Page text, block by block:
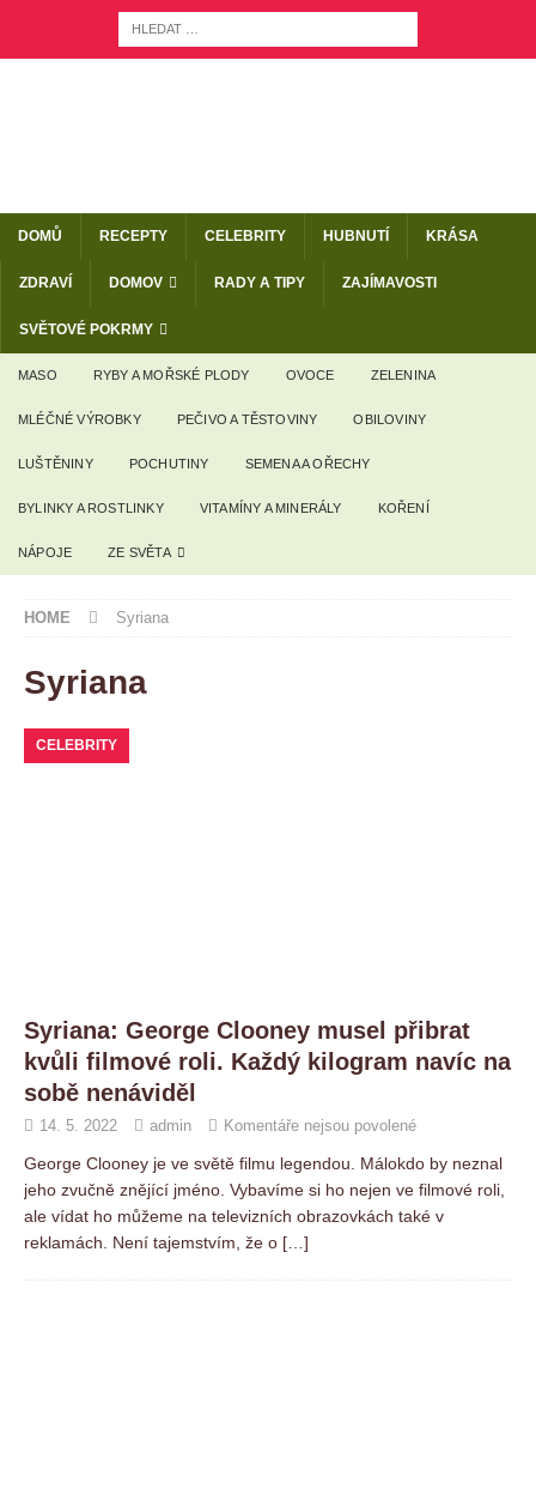
DOMŮ RECEPTY CELEBRITY HUBNUTÍ KRÁSA
ZDRAVÍ DOMOV RADY A TIPY ZAJÍMAVOSTI
SVĚTOVÉ POKRMY
MASO RYBY A MOŘSKÉ PLODY OVOCE ZELENINA
MLÉČNÉ VÝROBKY PEČIVO A TĚSTOVINY OBILOVINY
LUŠTĚNINY POCHUTINY SEMENA A OŘECHY
BYLINKY A ROSTLINKY VITAMÍNY A MINERÁLY KOŘENÍ
NÁPOJE ZE SVĚTA
HOME Syriana
Syriana
CELEBRITY
Syriana: George Clooney musel přibrat
kvůli filmové roli. Každý kilogram navíc na
sobě nenáviděl
14. 5. 2022 admin Komentáře nejsou povolené
George Clooney je ve světě filmu legendou. Málokdo by neznal
jeho zvučně znějící jméno. Vybavíme si ho nejen ve filmové roli,
ale vídat ho můžeme na televizních obrazovkách také v
reklamách. Není tajemstvím, že o […]